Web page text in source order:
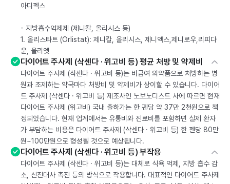
아디펙스
- 지방흡수억제제 (제니칼, 올리시스 등)
1. 올리스타트 (Orlistat): 제니칼, 올리시스, 제니엑스,제니로우,리피다
운, 올리엣
다이어트 주사제 (삭센다 · 위고비 등) 평균 처방 및 약제비
다이어트 주사제 (삭센다 · 위고비 등)는 비급여 의약품으로 처방하는 병
원과 조제하는 약국마다 처방비 및 약제비가 상이할 수 있습니다. 다이어
트 주사제 (삭센다 · 위고비 등) 제조사인 노보노디스트 사에 따르면 현재
다이어트 주사제 (위고비) 국내 출하가는 한 펜당 약 37만 2천원으로 책
정되었습니다. 현재 업계에서는 유통비와 진료비를 포함하면 실제 환자
가 부담하는 비용은 다이어트 주사제 (삭센다 · 위고비 등) 한 펜당 80만
원~100만원으로 형성될 것으로 예상됩니다.
다이어트 주사제 (삭센다 · 위고비 등) 부작용
다이어트 주사제 (삭센다 · 위고비 등)는 대체로 식욕 억제, 지방 흡수 감
소, 신진대사 촉진 등의 방식으로 작용합니다. 대표적인 다이어트 주사제